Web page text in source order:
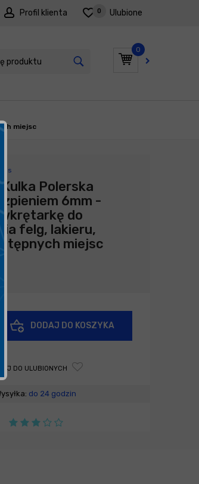
Profil klienta Ulubione
0
0
miejsc
Polerska
6mm -
wkrętarkę do
felg, lakieru,
miejsc
DODAJ DO KOSZYKA
DO ULUBIONYCH
do 24 godzin